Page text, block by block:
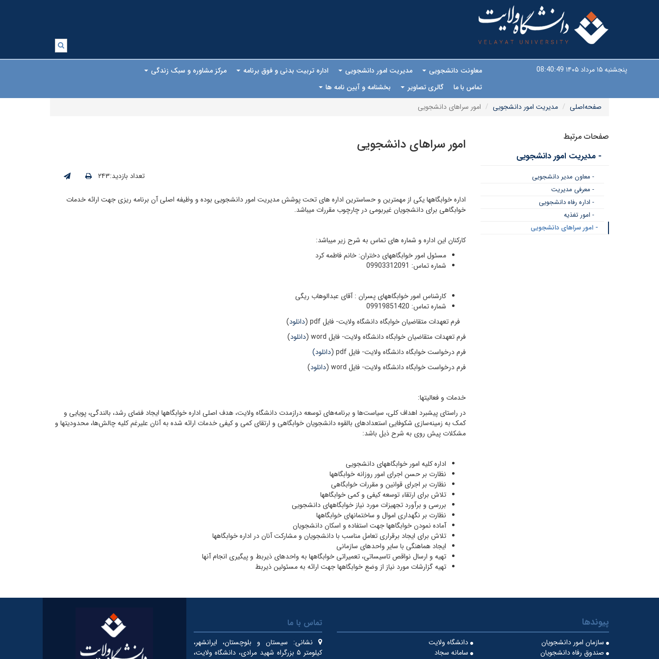
پنجشنبه ۱۵ مرداد ۱۴۰۵ 08:40:49 معاونت دانشجویی مدیریت امور دانشجویی اداره تربیت بدنی و فوق برنامه
مرکز مشاوره و سبک زندگی
تماس با ما
گالری تصاویر
بخشنامه و آیین نامه ها
صفحه‌اصلی
مدیریت امور دانشجویی امور سراهای دانشجویی
امور سراهای دانشجویی
تعداد بازدید:۲۴۳
اداره خوابگاهها یکی از مهمترین و حساسترین اداره های تحت پوشش مدیریت امور دانشجویی بوده و وظیفه اصلی آن برنامه ریزی جهت ارائه خدمات
خوابگاهی برای دانشجویان غیربومی در چارچوب مقررات میباشد.
کارکنان این اداره و شماره های تماس به شرح زیر میباشد:
مسئول امور خوابگاههای دختران: خانم فاطمه کرد
شماره تماس: 09903312091
کارشناس امور خوابگاههای پسران : آقای عبدالوهاب ریگی
شماره تماس: 09919851420
فرم تعهدات متقاضیان خوابگاه دانشگاه ولایت- فایل pdf (
دانلود)
فرم تعهدات متقاضیان خوابگاه دانشگاه ولایت- فایل word (
دانلود)
فرم درخواست خوابگاه دانشگاه ولایت- فایل pdf (
دانلود)
فرم درخواست خوابگاه دانشگاه ولایت- فایل word (
دانلود)
خدمات و فعالیتها:
در راستای پیشبرد اهداف کلی، سیاست‌ها و برنامه‌های توسعه درازمدت دانشگاه ولایت، هدف اصلی اداره خوابگاهها ایجاد فضای رشد، بالندگی، پویایی و
کمک به زمینه‌سازی شکوفایی استعدادهای بالقوه دانشجویان خوابگاهی و ارتقای کمی و کیفی خدمات ارائه شده به آنان علیرغم کلیه چالش‌ها، محدودیتها و
مشکلات پیش روی به شرح ذیل باشد:
اداره کلیه امور خوابگاههای دانشجویی
نظارت بر حسن اجرای امور روزانه خوابگاهها
نظارت بر اجرای قوانین و مقررات خوابگاهی
تلاش برای ارتقاء توسعه کیفی و کمی خوابگاهها
بررسی و برآورد تجهیزات مورد نیاز خوابگاههای دانشجویی
نظارت بر نگهداری اموال و ساختمانهای خوابگاهها
آماده نمودن خوابگاهها جهت استفاده و اسکان دانشجویان
تلاش برای ایجاد برقراری تعامل مناسب با دانشجویان و مشارکت آنان در اداره خوابگاهها
ایجاد هماهنگی با سایر واحدهای سازمانی
تهیه و ارسال نواقص تاسیساتی، تعمیراتی خوابگاهها به واحدهای ذیربط و پیگیری انجام آنها
تهیه گزارشات مورد نیاز از وضع خوابگاهها جهت ارائه به مسئولین ذیربط
صفحات مرتبط
- مدیریت امور دانشجویی
- معاون مدیر دانشجویی
- معرفی مدیریت
- اداره رفاه دانشجویی
- امور تغذیه
- امور سراهای دانشجویی
پیوندها
دانشگاه ولایت
سازمان امور دانشجویان
سامانه سجاد
صندوق رفاه دانشجویان
تماس با ما
نشانی: سیستان و بلوچستان، ایرانشهر،
کیلومتر ۵ بزرگراه شهید مرادی، دانشگاه ولایت،